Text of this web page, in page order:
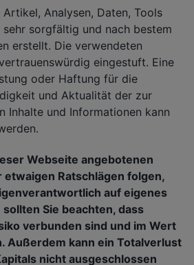
Analysen, Daten, Tools
sehr sorgfältig und nach bestem
erstellt. Die verwendeten
eingestuft. Eine
oder Haftung für die
und Aktualität der zur
Inhalte und Informationen kann
Webseite angebotenen
etwaigen Ratschlägen folgen,
auf eigenes
Sie beachten, dass
verbunden sind und im Wert
Außerdem kann ein Totalverlust
nicht ausgeschlossen